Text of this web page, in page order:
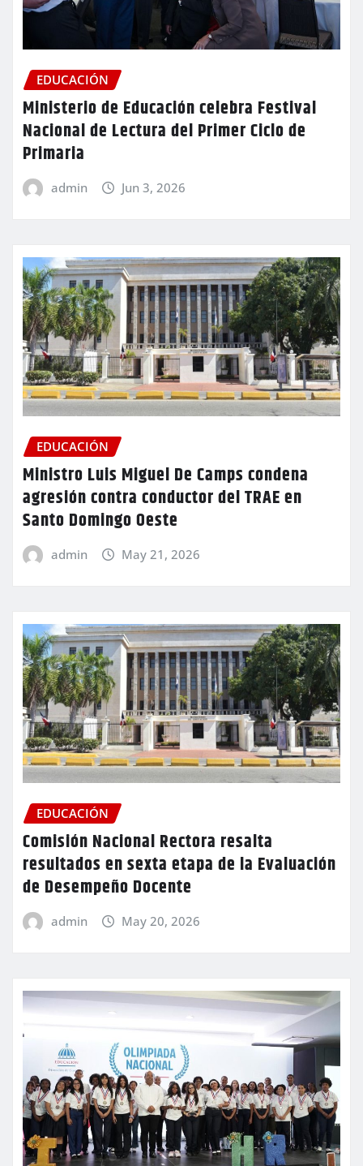
EDUCACIÓN
Ministerio de Educación celebra Festival
Nacional de Lectura del Primer Ciclo de
Primaria
admin Jun 3, 2026
EDUCACIÓN
Ministro Luis Miguel De Camps condena
agresión contra conductor del TRAE en
Santo Domingo Oeste
admin May 21, 2026
EDUCACIÓN
Comisión Nacional Rectora resalta
resultados en sexta etapa de la Evaluación
de Desempeño Docente
admin May 20, 2026